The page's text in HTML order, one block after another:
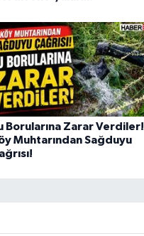
Borularına Zarar Verdiler!
Muhtarından Sağduyu